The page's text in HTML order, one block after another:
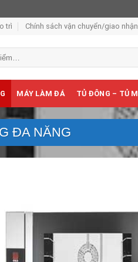
trì Chính sách vận chuyển/giao
MÁY LÀM ĐÁ TỦ ĐÔNG – TỦ
ĐA NĂNG